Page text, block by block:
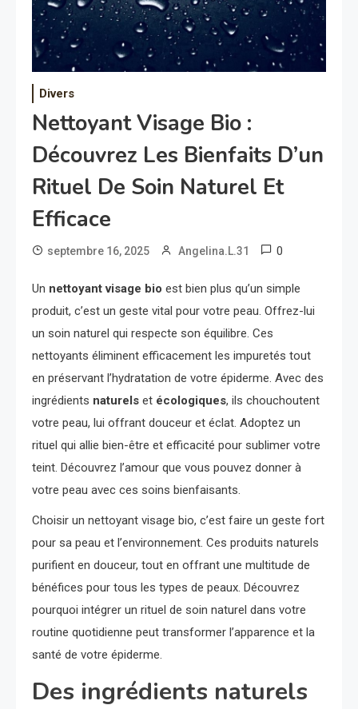
Divers
Nettoyant Visage Bio :
Découvrez Les Bienfaits D’un
Rituel De Soin Naturel Et
Efficace
septembre 16, 2025 Angelina.L.31 0
Un nettoyant visage bio est bien plus qu’un simple
produit, c’est un geste vital pour votre peau. Offrez-lui
un soin naturel qui respecte son équilibre. Ces
nettoyants éliminent efficacement les impuretés tout
en préservant l’hydratation de votre épiderme. Avec des
ingrédients naturels et écologiques, ils chouchoutent
votre peau, lui offrant douceur et éclat. Adoptez un
rituel qui allie bien-être et efficacité pour sublimer votre
teint. Découvrez l’amour que vous pouvez donner à
votre peau avec ces soins bienfaisants.
Choisir un nettoyant visage bio, c’est faire un geste fort
pour sa peau et l’environnement. Ces produits naturels
purifient en douceur, tout en offrant une multitude de
bénéfices pour tous les types de peaux. Découvrez
pourquoi intégrer un rituel de soin naturel dans votre
routine quotidienne peut transformer l’apparence et la
santé de votre épiderme.
Des ingrédients naturels